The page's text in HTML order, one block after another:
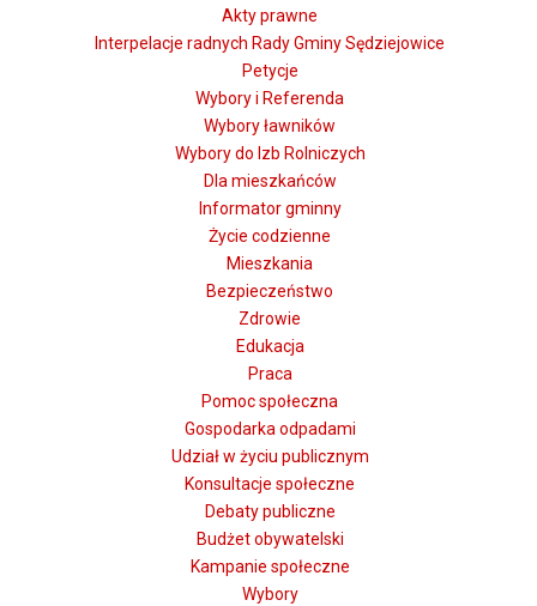
Akty prawne
Interpelacje radnych Rady Gminy Sędziejowice
Petycje
Wybory i Referenda
Wybory ławników
Wybory do Izb Rolniczych
Dla mieszkańców
Informator gminny
Życie codzienne
Mieszkania
Bezpieczeństwo
Zdrowie
Edukacja
Praca
Pomoc społeczna
Gospodarka odpadami
Udział w życiu publicznym
Konsultacje społeczne
Debaty publiczne
Budżet obywatelski
Kampanie społeczne
Wybory